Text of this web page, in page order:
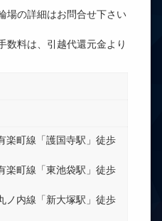
場の詳細はお問合せ下さい
料は、引越代還元金より
楽町線「護国寺駅」徒歩
楽町線「東池袋駅」徒歩
ノ内線「新大塚駅」徒歩